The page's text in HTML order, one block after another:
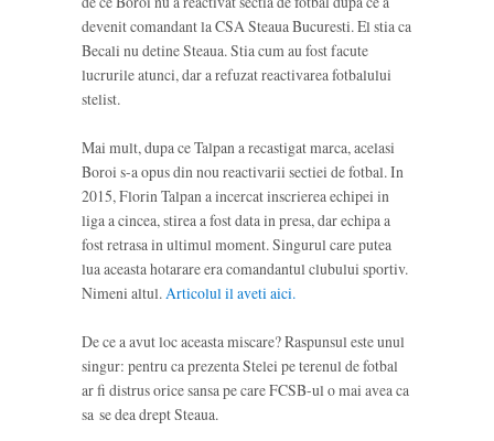
devenit comandant la CSA Steaua Bucuresti. El stia ca
Becali nu detine Steaua. Stia cum au fost facute
lucrurile atunci, dar a refuzat reactivarea fotbalului
stelist.
Mai mult, dupa ce Talpan a recastigat marca, acelasi
Boroi s-a opus din nou reactivarii sectiei de fotbal. In
2015, Florin Talpan a incercat inscrierea echipei in
liga a cincea, stirea a fost data in presa, dar echipa a
fost retrasa in ultimul moment. Singurul care putea
lua aceasta hotarare era comandantul clubului sportiv.
Nimeni altul.Articolul il aveti aici.
De ce a avut loc aceasta miscare? Raspunsul este unul
singur: pentru ca prezenta Stelei pe terenul de fotbal
ar fi distrus orice sansa pe care FCSB-ul o mai avea ca
sa se dea drept Steaua.